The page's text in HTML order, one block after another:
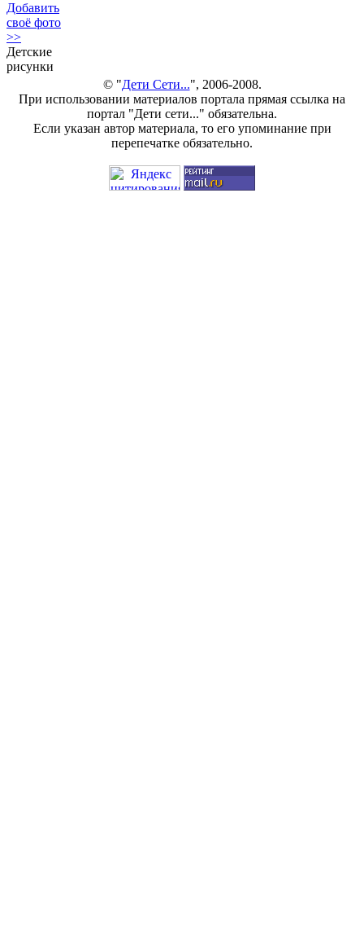
Добавить
своё фото
>>
Детские
рисунки
© "Дети Сети...", 2006-2008.
При использовании материалов портала прямая ссылка на
портал "Дети сети..." обязательна.
Если указан автор материала, то его упоминание при
перепечатке обязательно.